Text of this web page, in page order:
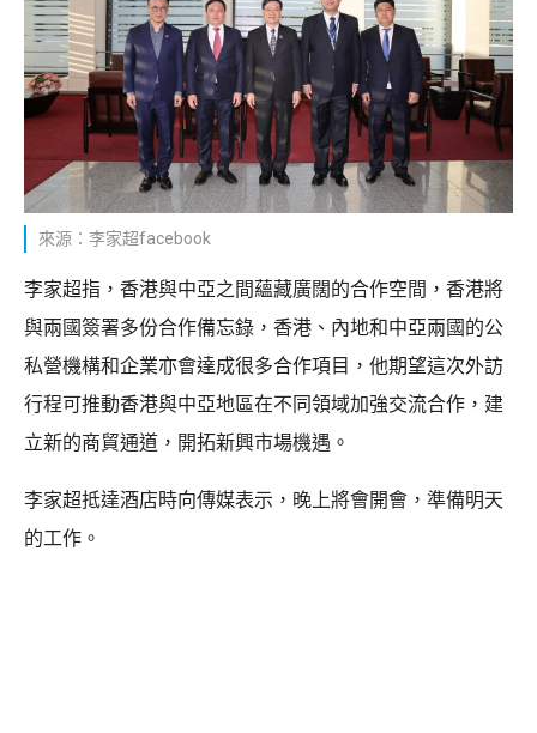
來源：李家超facebook
李家超指，香港與中亞之間蘊藏廣闊的合作空間，香港將
與兩國簽署多份合作備忘錄，香港、內地和中亞兩國的公
私營機構和企業亦會達成很多合作項目，他期望這次外訪
行程可推動香港與中亞地區在不同領域加強交流合作，建
立新的商貿通道，開拓新興市場機遇。
李家超抵達酒店時向傳媒表示，晚上將會開會，準備明天
的工作。